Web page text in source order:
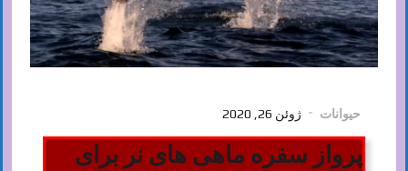
حیوانات ژوئن 26, 2020
پرواز سفره ماهی های نر برای